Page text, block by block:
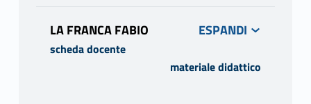
LA FRANCA FABIO
scheda docente
materiale didattico